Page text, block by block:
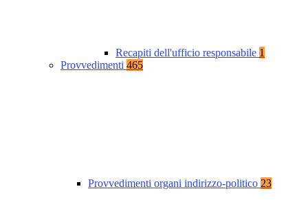
Recapiti dell'ufficio responsabile 1
Provvedimenti 465
Provvedimenti organi indirizzo-politico 23